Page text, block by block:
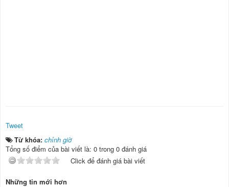
Tweet
Từ khóa: chỉnh giờ
Tổng số điểm của bài viết là: 0 trong 0 đánh giá
Click để đánh giá bài viết
Những tin mới hơn